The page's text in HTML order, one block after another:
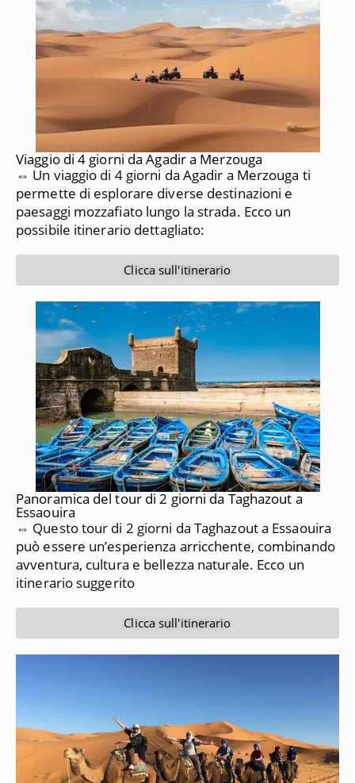
Viaggio di 4 giorni da Agadir a Merzouga
⇔ Un viaggio di 4 giorni da Agadir a Merzouga ti
permette di esplorare diverse destinazioni e
paesaggi mozzafiato lungo la strada. Ecco un
possibile itinerario dettagliato:
Clicca sull'itinerario
Panoramica del tour di 2 giorni da Taghazout a
Essaouira
⇔ Questo tour di 2 giorni da Taghazout a Essaouira
può essere un’esperienza arricchente, combinando
avventura, cultura e bellezza naturale. Ecco un
itinerario suggerito
Clicca sull'itinerario